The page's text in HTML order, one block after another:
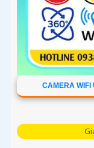
CAMERA WIFI